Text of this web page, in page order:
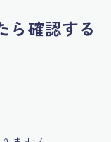
ら確認する